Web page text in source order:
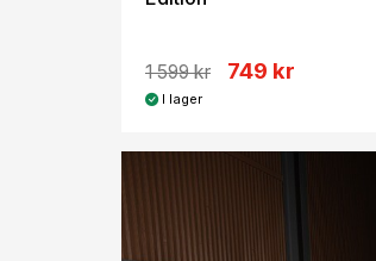
1 599 kr 749 kr
I lager